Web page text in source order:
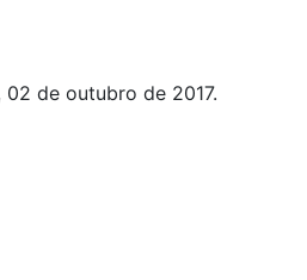
de outubro de 2017.